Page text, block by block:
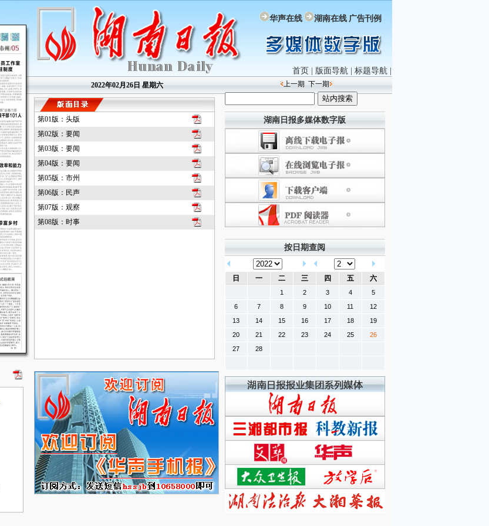
华声在线 湖南在线 广告刊例
首页 版面导航| 标题导航|
2022年02月26日 星期六 上一期 下一期
第01版：头版
第02版：要闻
第03版：要闻
第04版：要闻
第05版：市州
第06版：民声
第07版：观察
第08版：时事
湖南日报多媒体数字版
按日期查阅
日 一 二 三 四 五 六
1 2 3 4
5
6
7 8 9 10 11
12
13
14 15 16 17 18
19
20
21 22 23 24 25
26
27
28